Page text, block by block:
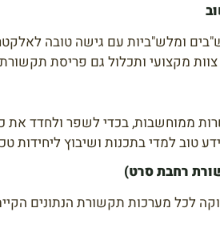
ומלש"ביות עם גישה טובה
מקצועי ותכלול גם פריסת תקשורת
ממוחשבות, בכדי לשפר ולחדד את
טוב למדי בתכנות ושיבוץ ליחידות
רחבת סרט)
לכל מערכות תקשורת הנתונים